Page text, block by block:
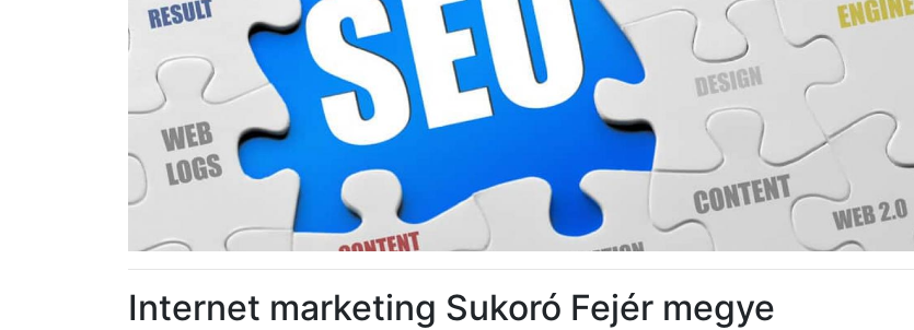
Internet marketing Sukoró Fejér megye